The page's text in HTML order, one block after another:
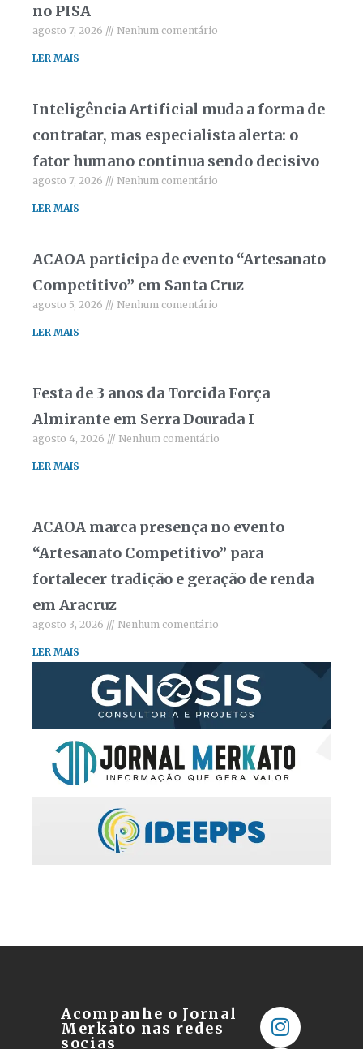
no PISA
agosto 7, 2026 Nenhum comentário
LER MAIS
Inteligência Artificial muda a forma de
contratar, mas especialista alerta: o
fator humano continua sendo decisivo
agosto 7, 2026 Nenhum comentário
LER MAIS
ACAOA participa de evento “Artesanato
Competitivo” em Santa Cruz
agosto 5, 2026 Nenhum comentário
LER MAIS
Festa de 3 anos da Torcida Força
Almirante em Serra Dourada I
agosto 4, 2026 Nenhum comentário
LER MAIS
ACAOA marca presença no evento
“Artesanato Competitivo” para
fortalecer tradição e geração de renda
em Aracruz
agosto 3, 2026 Nenhum comentário
LER MAIS
Acompanhe o Jornal
Merkato nas redes
socias